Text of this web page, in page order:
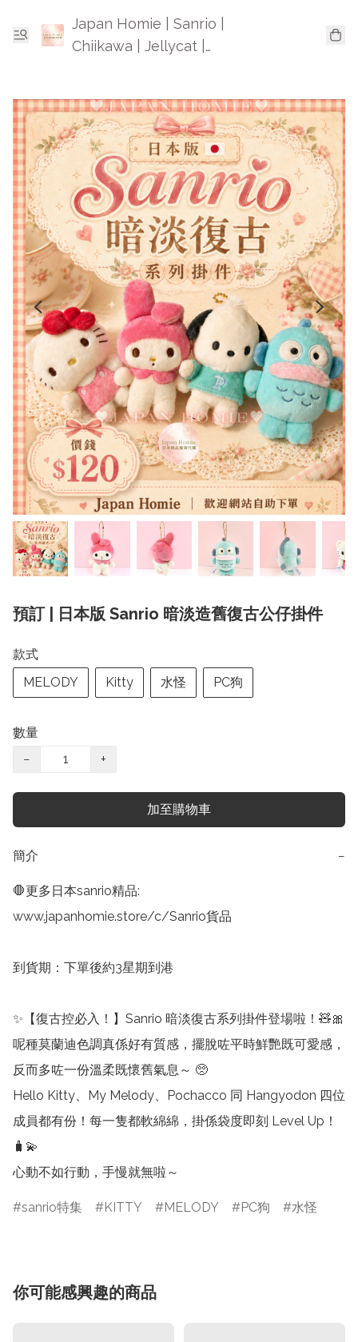
Japan Homie | Sanrio |
Chiikawa | Jellycat |
預訂 | 日本版 Sanrio 暗淡造舊復古公仔掛件
款式
MELODY
Kitty 水怪 PC狗
數量
−
+
加至購物車
簡介 −
🛑更多日本sanrio精品:
www.japanhomie.store/c/Sanrio貨品
到貨期：下單後約3星期到港
✨【復古控必入！】Sanrio 暗淡復古系列掛件登場啦！🧸🎀
呢種莫蘭迪色調真係好有質感，擺脫咗平時鮮艷既可愛感，
反而多咗一份溫柔既懷舊氣息～ 🥺
Hello Kitty、My Melody、Pochacco 同 Hangyodon 四位
成員都有份！每一隻都軟綿綿，掛係袋度即刻 Level Up！
🧳💫
心動不如行動，手慢就無啦～
sanrio特集 KITTY MELODY PC狗 水怪
你可能感興趣的商品